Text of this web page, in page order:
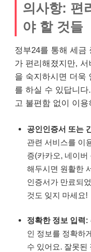
의사항: 편
야 할 것들
정부24를 통해 세금
가 편리해졌지만,
을 숙지하시면 더욱
를 하실 수 있답니다
고 불편함 없이 이용
공인인증서 또는
관련 서비스를 이
증(카카오, 네이버
해두시면 원활한
인증서가 만료되
것도 잊지 마세요!
정확한 정보 입력:
인 정보를 정확하
수 있어요. 잘못된